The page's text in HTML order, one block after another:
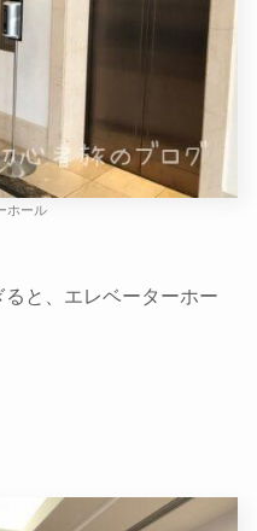
ホール
と、エレベーターホー